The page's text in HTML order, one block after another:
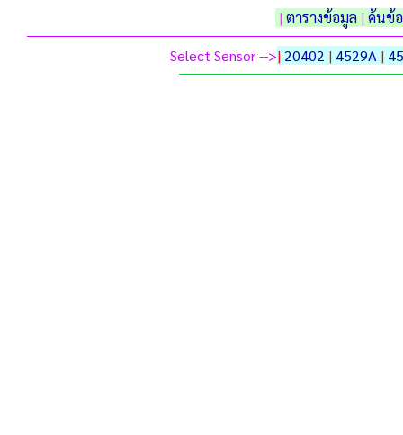
| ตารางข้อมูล | ค้นข้
Select Sensor -->| 20402 | 4529A |